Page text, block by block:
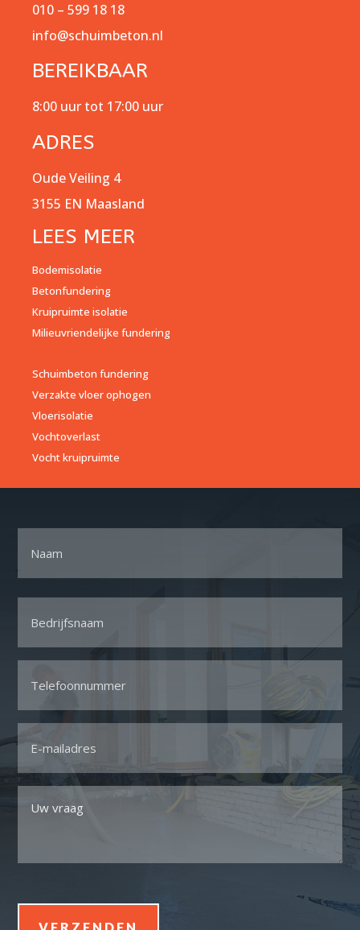
010 – 599 18 18
info@schuimbeton.nl
BEREIKBAAR
8:00 uur tot 17:00 uur
ADRES
Oude Veiling 4
3155 EN Maasland
LEES MEER
Bodemisolatie
Betonfundering
Kruipruimte isolatie
Milieuvriendelijke fundering
Schuimbeton fundering
Verzakte vloer ophogen
Vloerisolatie
Vochtoverlast
Vocht kruipruimte
vraag